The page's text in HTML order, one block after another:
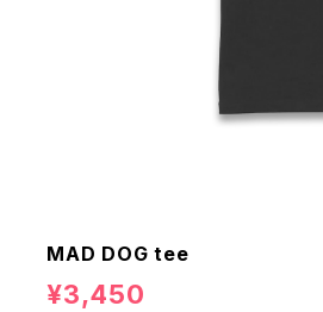
MAD DOG tee
¥3,450